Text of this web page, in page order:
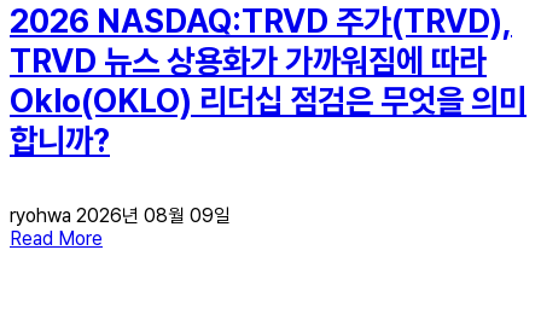
2026 NASDAQ:TRVD 주가(TRVD),
TRVD 뉴스 상용화가 가까워짐에 따라
Oklo(OKLO) 리더십 점검은 무엇을 의미
합니까?
ryohwa 2026년 08월 09일
Read More